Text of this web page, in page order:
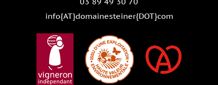
info{AT}domainesteiner{DOT}com